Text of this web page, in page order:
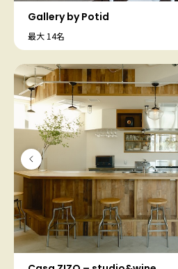
Gallery by Potid
最大 14名